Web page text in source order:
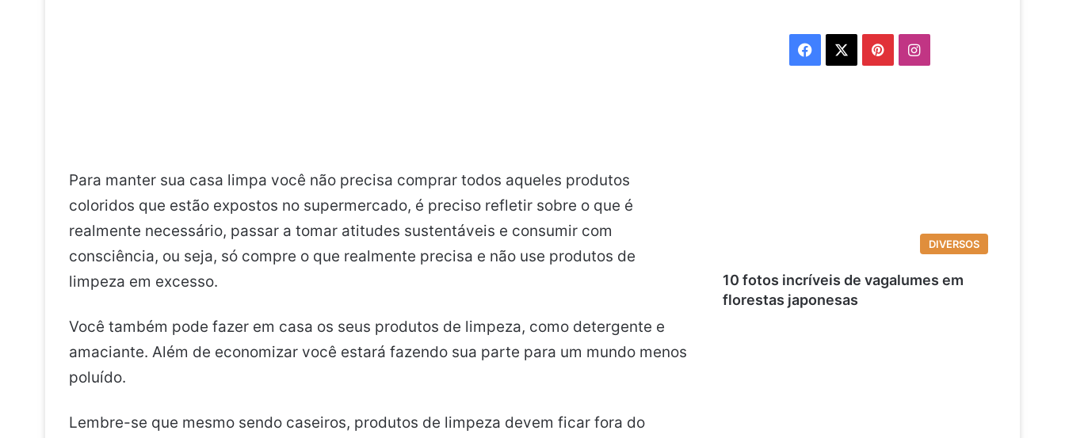
Para manter sua casa limpa você não precisa comprar todos aqueles produtos
coloridos que estão expostos no supermercado, é preciso refletir sobre o que é
realmente necessário, passar a tomar atitudes sustentáveis e consumir com
consciência, ou seja, só compre o que realmente precisa e não use produtos de
limpeza em excesso.
Você também pode fazer em casa os seus produtos de limpeza, como detergente e
amaciante. Além de economizar você estará fazendo sua parte para um mundo menos
poluído.
Lembre-se que mesmo sendo caseiros, produtos de limpeza devem ficar fora do
Facebook PinterestInstagram
DIVERSOS
10 fotos incríveis de vagalumes em
florestas japonesas